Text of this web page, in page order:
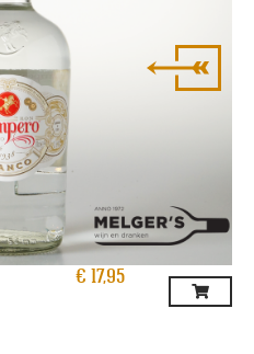
€ 17,95